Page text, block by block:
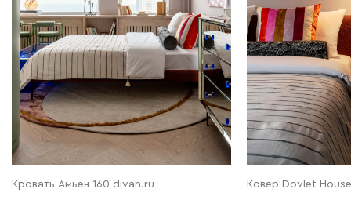
Кровать Амьен 160 divan.ru Ковер Dovlet House